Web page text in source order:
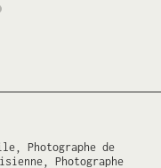
Photographe de
Photographe